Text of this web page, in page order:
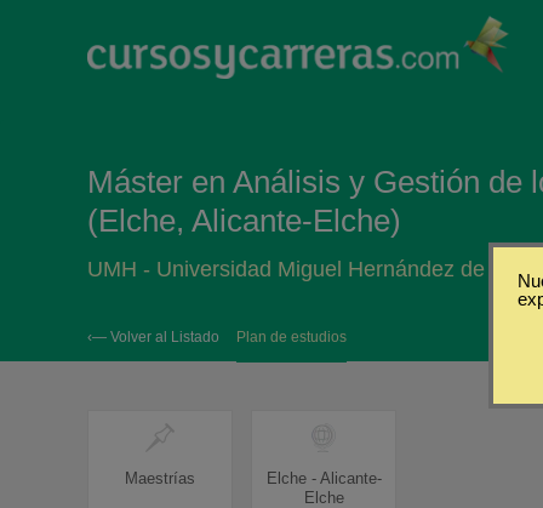
Máster en Análisis y Gestión de
(Elche, Alicante-Elche)
UMH - Universidad Miguel Hernández de Elche
‹— Volver al Listado Plan de estudios
Maestrías
Elche - Alicante-
Elche